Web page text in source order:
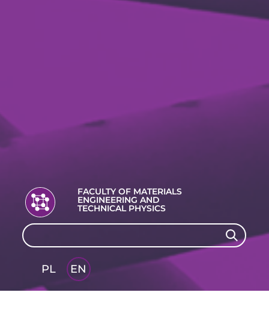
FACULTY OF MATERIALS
ENGINEERING AND
TECHNICAL PHYSICS
Search Search
PL
EN
GLI